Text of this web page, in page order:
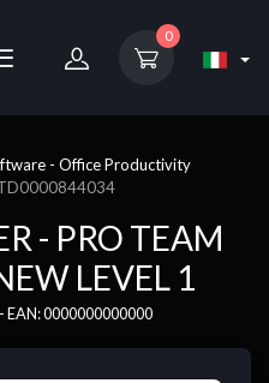
0
- Office Productivity
- PRO TEAM
LEVEL 1
EAN: 0000000000000